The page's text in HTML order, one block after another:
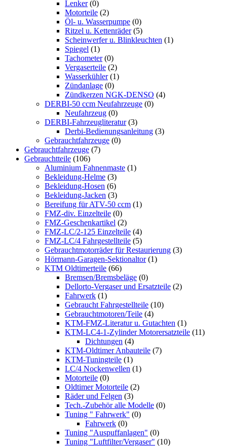
Lenker (0)
Motorteile (2)
Öl- u. Wasserpumpe (0)
Ritzel u. Kettenräder (5)
Scheinwerfer u. Blinkleuchten (1)
Spiegel (1)
Tachometer (0)
Vergaserteile (2)
Wasserkühler (1)
Zündanlage (0)
Zündkerzen NGK-DENSO (4)
DERBI-50 ccm Neufahrzeuge (0)
Neufahrzeug (0)
DERBI-Fahrzeugliteratur (3)
Derbi-Bedienungsanleitung (3)
Gebrauchtfahrzeuge (0)
Gebrauchtfahrzeuge (7)
Gebrauchtteile (106)
Aluminium Fahnenmaste (1)
Bekleidung-Helme (3)
Bekleidung-Hosen (6)
Bekleidung-Jacken (3)
Bereifung für ATV-50 ccm (1)
FMZ-div. Einzelteile (0)
FMZ-Geschenkartikel (2)
FMZ-LC/2-125 Einzelteile (4)
FMZ-LC/4 Fahrgestellteile (5)
Gebrauchtmotorräder für Restaurierung (3)
Hörmann-Garagen-Sektionaltor (1)
KTM Oldtimerteile (66)
Bremsen/Bremsbeläge (0)
Dellorto-Vergaser und Ersatzteile (2)
Fahrwerk (1)
Gebraucht Fahrgestellteile (10)
Gebrauchtmotoren/Teile (4)
KTM-FMZ-Literatur u. Gutachten (1)
KTM-LC4-1-Zylinder Motorersatzteile (11)
Dichtungen (4)
KTM-Oldtimer Anbauteile (7)
KTM-Tuningteile (1)
LC/4 Nockenwellen (1)
Motorteile (0)
Oldtimer Motorteile (2)
Räder und Felgen (3)
Tech.-Zubehör alle Modelle (0)
Tuning " Fahrwerk" (0)
Fahrwerk (0)
Tuning "Auspuffanlagen" (0)
Tuning "Luftfilter/Vergaser" (10)